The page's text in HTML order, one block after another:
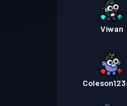
Viwan